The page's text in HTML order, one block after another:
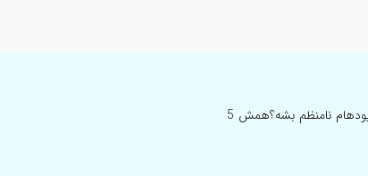
سلام خسته نباشید میخواستم بدونم بعد از سقط جنین 5 هفته ایی عادیه که پریودهام نامنظم بشه؟همش 5